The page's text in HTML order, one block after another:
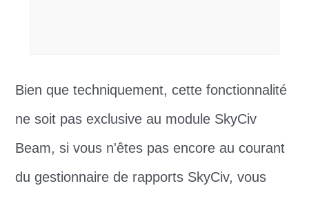
Bien que techniquement, cette fonctionnalité
ne soit pas exclusive au module SkyCiv
Beam, si vous n'êtes pas encore au courant
du gestionnaire de rapports SkyCiv, vous